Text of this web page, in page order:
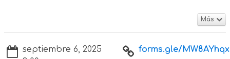
Más
septiembre 6, 2025
forms.gle/